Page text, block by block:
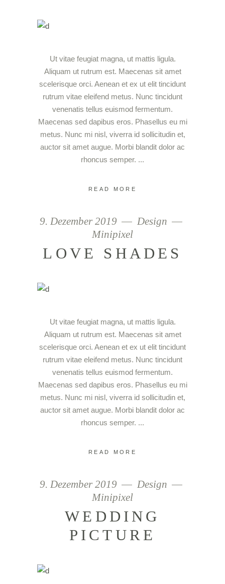
Ut vitae feugiat magna, ut mattis ligula.
Aliquam ut rutrum est. Maecenas sit amet
scelerisque orci. Aenean et ex ut elit tincidunt
rutrum vitae eleifend metus. Nunc tincidunt
venenatis tellus euismod fermentum.
Maecenas sed dapibus eros. Phasellus eu mi
metus. Nunc mi nisl, viverra id sollicitudin et,
auctor sit amet augue. Morbi blandit dolor ac
rhoncus semper.
READ MORE
9. Dezember 2019
Design
Minipixel
LOVE SHADES
Ut vitae feugiat magna, ut mattis ligula.
Aliquam ut rutrum est. Maecenas sit amet
scelerisque orci. Aenean et ex ut elit tincidunt
rutrum vitae eleifend metus. Nunc tincidunt
venenatis tellus euismod fermentum.
Maecenas sed dapibus eros. Phasellus eu mi
metus. Nunc mi nisl, viverra id sollicitudin et,
auctor sit amet augue. Morbi blandit dolor ac
rhoncus semper.
READ MORE
9. Dezember 2019
Design
Minipixel
WEDDING
PICTURE